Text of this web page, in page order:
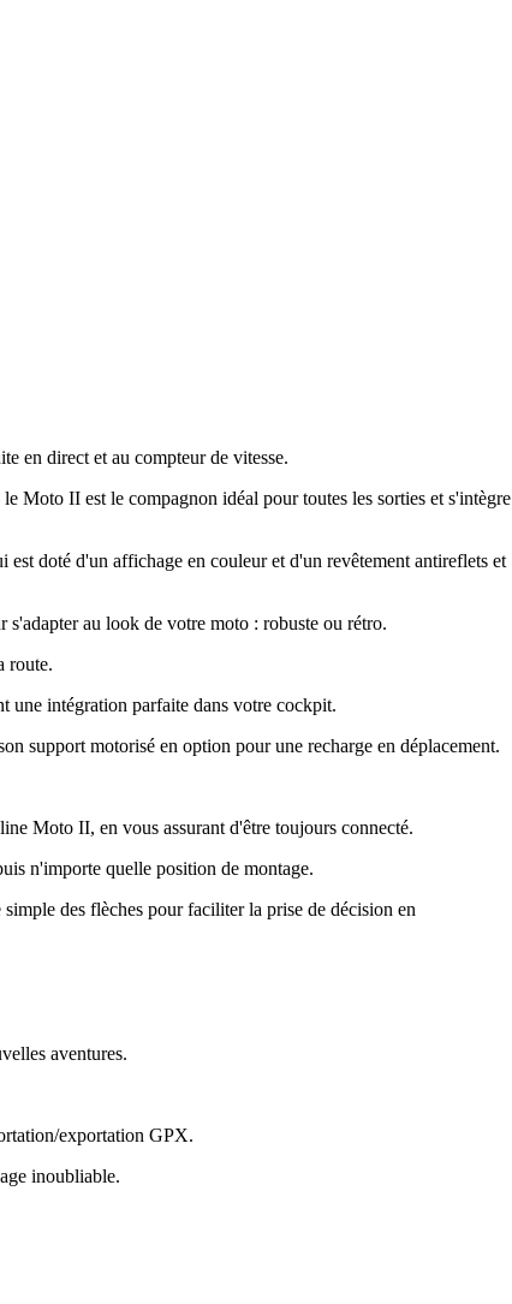
en direct et au compteur de vitesse.
Moto II est le compagnon idéal pour toutes les sorties et s'intègre
doté d'un affichage en couleur et d'un revêtement antireflets et
au look de votre moto : robuste ou rétro.
route.
une intégration parfaite dans votre cockpit.
support motorisé en option pour une recharge en déplacement.
Moto II, en vous assurant d'être toujours connecté.
n'importe quelle position de montage.
des flèches pour faciliter la prise de décision en
aventures.
exportation GPX.
inoubliable.